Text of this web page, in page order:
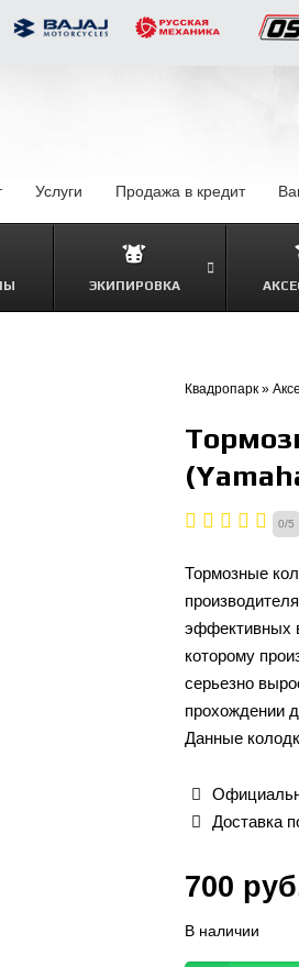
Услуги Продажа в кредит–
ЭКИПИРОВКА
Квадропарк »
0/5
Тормозные
эффективных
которому
серьезно
прохождении
Данные
Доставка
700
В наличии